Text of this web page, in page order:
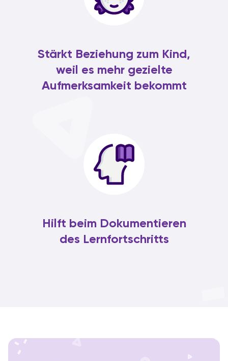
Stärkt Beziehung zum Kind,
weil es mehr gezielte
Aufmerksamkeit bekommt
Hilft beim Dokumentieren
des Lernfortschritts